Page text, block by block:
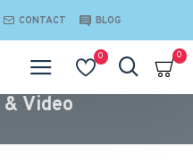
CONTACT BLOG
0 0
Video